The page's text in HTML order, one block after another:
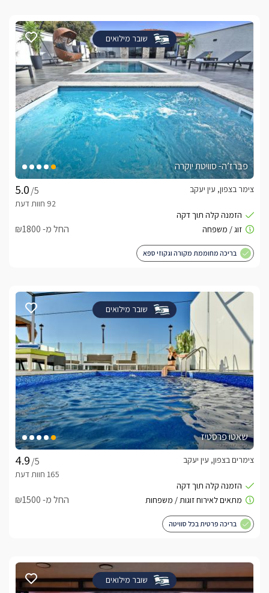
שובר מילואים
פברז’ה- סוויטת יוקרה
/5
צימר בצפון, עין יעקב
החל מ- ₪1800
בריכה מחוממת מקורה וגקוזי ספא
שובר מילואים
שאטו פרסטיז
/5
צימרים בצפון, עין יעקב
החל מ- ₪1500
בריכה פרטית בכל סוויטה
שובר מילואים